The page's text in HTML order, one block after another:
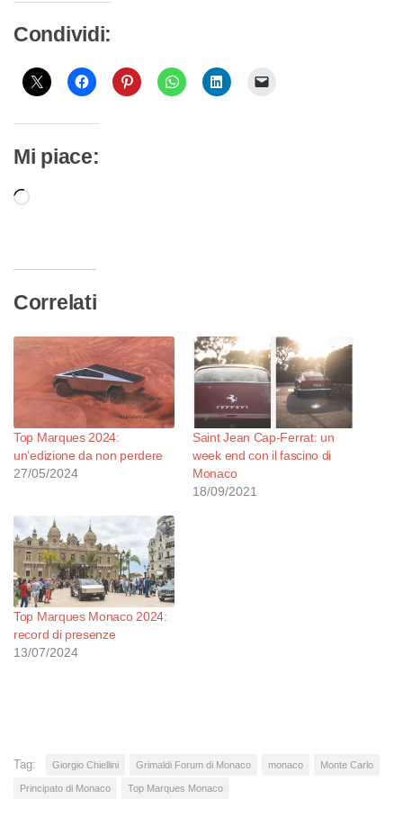
Condividi:
Mi piace:
Caricamento
Correlati
Top Marques 2024:
un’edizione da non perdere
27/05/2024
Saint Jean Cap-Ferrat: un
week end con il fascino di
Monaco
18/09/2021
Top Marques Monaco 2024:
record di presenze
13/07/2024
Tag: Giorgio Chiellini Grimaldi Forum di Monaco monaco Monte Carlo
Principato di Monaco Top Marques Monaco